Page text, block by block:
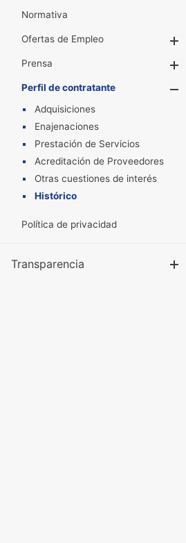
Normativa
Ofertas de Empleo
Prensa
Perfil de contratante
Adquisiciones
Enajenaciones
Prestación de Servicios
Acreditación de Proveedores
Otras cuestiones de interés
Histórico
Política de privacidad
Transparencia